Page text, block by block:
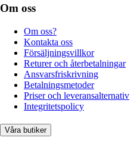
Om oss
Om oss?
Kontakta oss
Försäljningsvillkor
Returer och återbetalningar
Ansvarsfriskrivning
Betalningsmetoder
Priser och leveransalternativ
Integritetspolicy
Våra butiker